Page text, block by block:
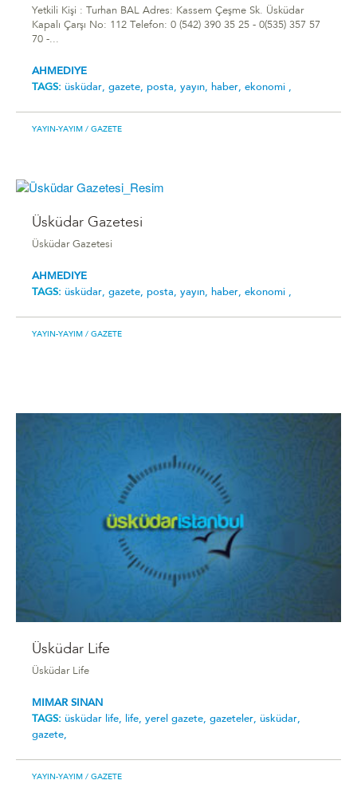
Yetkili Kişi : Turhan BAL Adres: Kassem Çeşme Sk. Üsküdar
Kapalı Çarşı No: 112 Telefon: 0 (542) 390 35 25 - 0(535) 357 57
70 -...
AHMEDIYE
TAGS: üsküdar, gazete, posta, yayın, haber, ekonomi ,
YAYIN-YAYIM / GAZETE
Üsküdar Gazetesi
Üsküdar Gazetesi
AHMEDIYE
TAGS: üsküdar, gazete, posta, yayın, haber, ekonomi ,
YAYIN-YAYIM / GAZETE
Üsküdar Life
Üsküdar Life
MIMAR SINAN
TAGS: üsküdar life, life, yerel gazete, gazeteler, üsküdar,
gazete,
YAYIN-YAYIM / GAZETE